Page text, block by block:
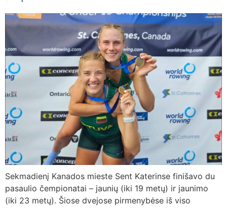
Sekmadienį Kanados mieste Sent Katerinse finišavo du
pasaulio čempionatai – jaunių (iki 19 metų) ir jaunimo
(iki 23 metų). Šiose dvejose pirmenybėse iš viso